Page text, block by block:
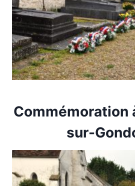
Commémoration
sur-